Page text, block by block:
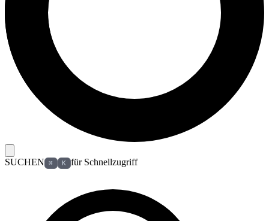
SUCHEN ⌘ K für Schnellzugriff